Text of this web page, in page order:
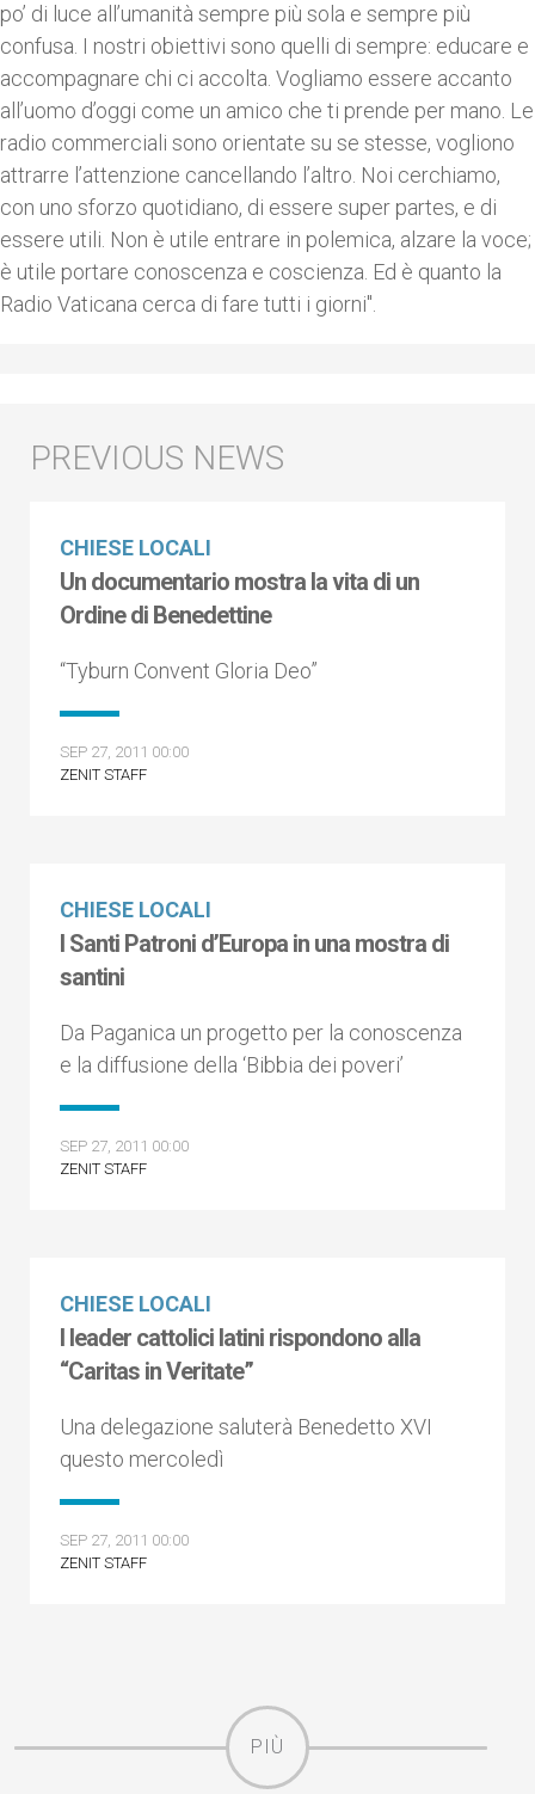
po’ di luce all’umanità sempre più sola e sempre più
confusa. I nostri obiettivi sono quelli di sempre: educare e
accompagnare chi ci accolta. Vogliamo essere accanto
all’uomo d’oggi come un amico che ti prende per mano. Le
radio commerciali sono orientate su se stesse, vogliono
attrarre l’attenzione cancellando l’altro. Noi cerchiamo,
con uno sforzo quotidiano, di essere super partes, e di
essere utili. Non è utile entrare in polemica, alzare la voce;
è utile portare conoscenza e coscienza. Ed è quanto la
Radio Vaticana cerca di fare tutti i giorni".
CHIESE LOCALI
Un documentario mostra la vita di un
Ordine di Benedettine
“Tyburn Convent Gloria Deo”
SEP 27, 2011 00:00
ZENIT STAFF
CHIESE LOCALI
I Santi Patroni d’Europa in una mostra di
santini
Da Paganica un progetto per la conoscenza
e la diffusione della ‘Bibbia dei poveri’
SEP 27, 2011 00:00
ZENIT STAFF
CHIESE LOCALI
I leader cattolici latini rispondono alla
“Caritas in Veritate”
Una delegazione saluterà Benedetto XVI
questo mercoledì
SEP 27, 2011 00:00
ZENIT STAFF
PIÙ